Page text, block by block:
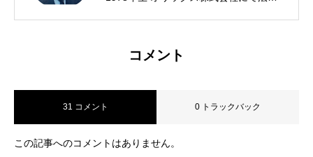
び保険代理店向けCRM「YouWill-CRM」
店を経営し、代理店経営者・業務管理責
任者として募集業務・顧客管理・業法対
応の実務を自ら経験。その現場感覚をプ
ロダクト開発と代理店支援に活かし続け
コメント
31 コメント 0 トラックバック
この記事へのコメントはありません。